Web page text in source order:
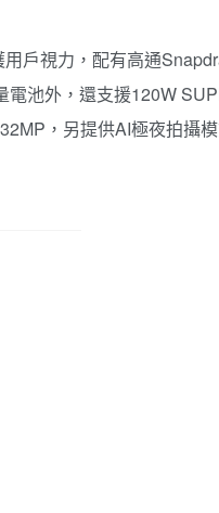
戶視力，配有高通
池外，還支援120W
，另提供AI極夜拍攝模